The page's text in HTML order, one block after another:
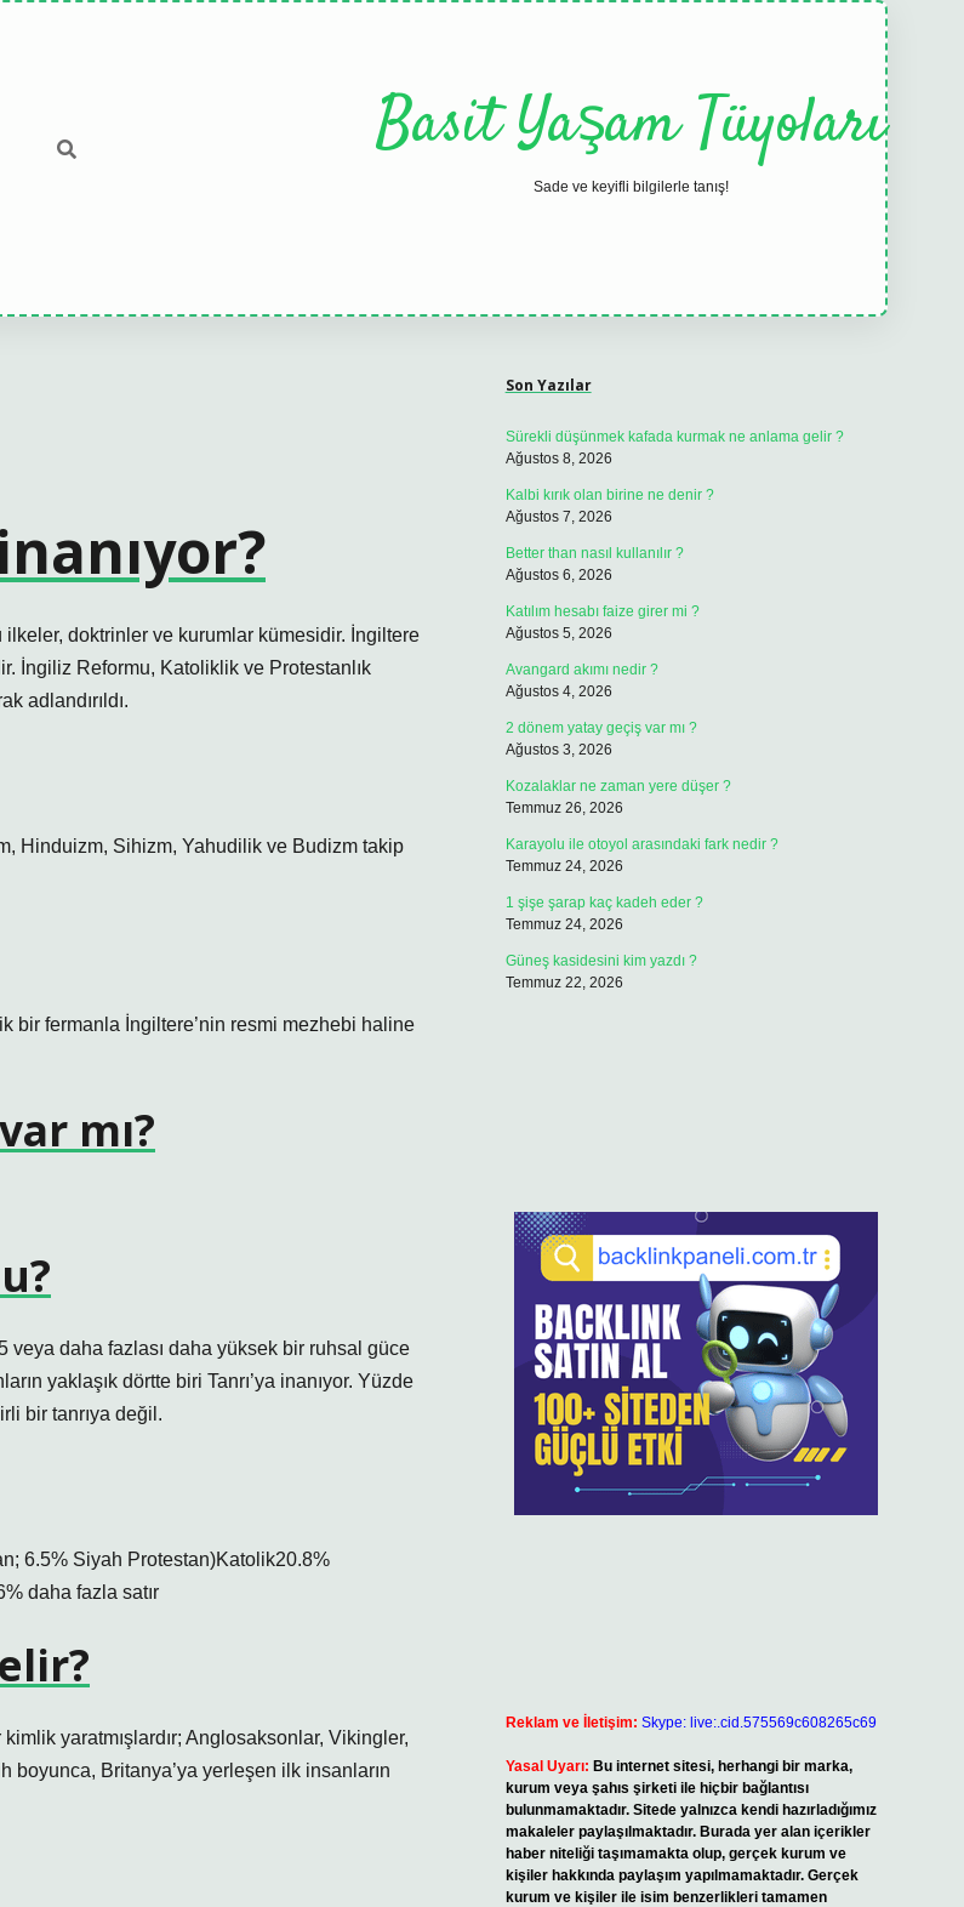
Basit Yaşam Tüyoları
Sade ve keyifli bilgilerle tanış!
doktrinler ve kurumlar kümesidir. İngiltere
İngiliz Reformu, Katoliklik ve Protestanlık
adlandırıldı.
Hinduizm, Sihizm, Yahudilik ve Budizm takip
bir fermanla İngiltere’nin resmi mezhebi haline
mı?
veya daha fazlası daha yüksek bir ruhsal güce
yaklaşık dörtte biri Tanrı’ya inanıyor. Yüzde
bir tanrıya değil.
6.5% Siyah Protestan)Katolik20.8%
daha fazla satır
kimlik yaratmışlardır; Anglosaksonlar, Vikingler,
boyunca, Britanya’ya yerleşen ilk insanların
Son Yazılar
Sürekli düşünmek kafada kurmak ne anlama gelir ?
Ağustos 8, 2026
Kalbi kırık olan birine ne denir ?
Ağustos 7, 2026
Better than nasıl kullanılır ?
Ağustos 6, 2026
Katılım hesabı faize girer mi ?
Ağustos 5, 2026
Avangard akımı nedir ?
Ağustos 4, 2026
2 dönem yatay geçiş var mı ?
Ağustos 3, 2026
Kozalaklar ne zaman yere düşer ?
Temmuz 26, 2026
Karayolu ile otoyol arasındaki fark nedir ?
Temmuz 24, 2026
1 şişe şarap kaç kadeh eder ?
Temmuz 24, 2026
Güneş kasidesini kim yazdı ?
Temmuz 22, 2026
Reklam ve İletişim: Skype: live:.cid.575569c608265c69
Yasal Uyarı: Bu internet sitesi, herhangi bir marka,
kurum veya şahıs şirketi ile hiçbir bağlantısı
bulunmamaktadır. Sitede yalnızca kendi hazırladığımız
makaleler paylaşılmaktadır. Burada yer alan içerikler
haber niteliği taşımamakta olup, gerçek kurum ve
kişiler hakkında paylaşım yapılmamaktadır. Gerçek
kurum ve kişiler ile isim benzerlikleri tamamen